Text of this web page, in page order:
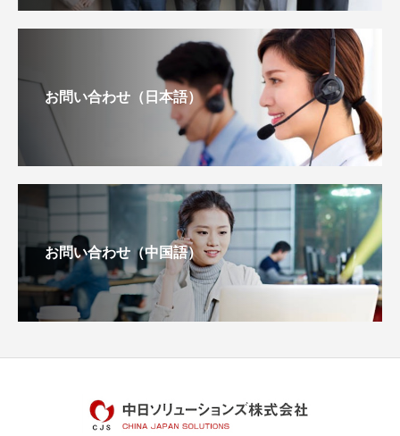
お問い合わせ（日本語）
お問い合わせ（中国語）